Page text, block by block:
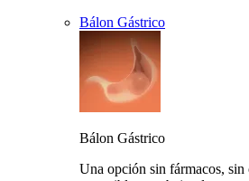
Bálon Gástrico
Bálon Gástrico
Una opción sin fármacos,